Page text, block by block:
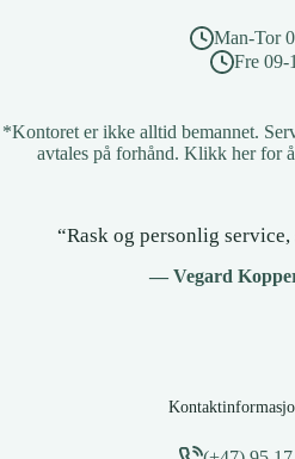
Man-Tor
Fre 09-
*Kontoret er ikke alltid bemannet.
avtales på forhånd. Klikk her for å
“Rask og personlig
— Vegard